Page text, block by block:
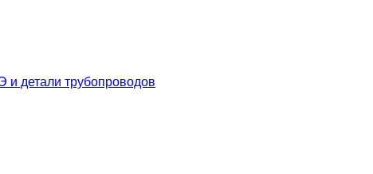
и детали трубопроводов